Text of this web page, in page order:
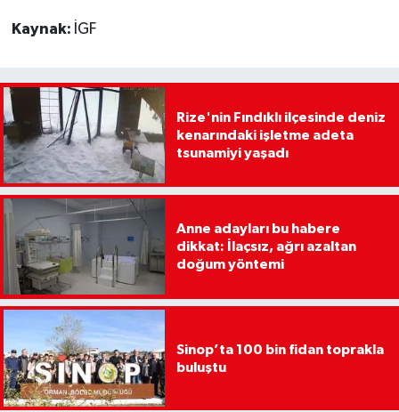
Kaynak: İGF
Rize'nin Fındıklı ilçesinde deniz
kenarındaki işletme adeta
tsunamiyi yaşadı
Anne adayları bu habere
dikkat: İlaçsız, ağrı azaltan
doğum yöntemi
Sinop’ta 100 bin fidan toprakla
buluştu